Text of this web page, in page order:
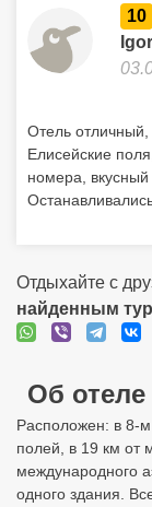
10
Igor
Отель
Елисейские
номера, вкусный
Отдыхайте с
найденным
Об отеле
Расположен: в 8-м
полей, в 19 км от
международного
одного здания.